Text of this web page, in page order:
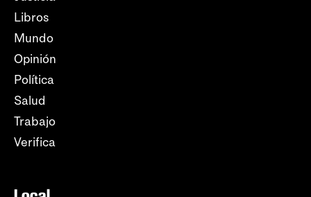
Libros
Mundo
Opinión
Política
Salud
Trabajo
Verifica